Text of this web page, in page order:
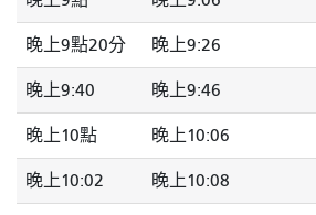
晚上9點20分 晚上9:26
晚上9:40 晚上9:46
晚上10點 晚上10:06
晚上10:02 晚上10:08